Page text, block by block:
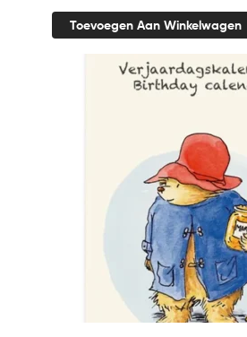
Toevoegen Aan Winkelwagen